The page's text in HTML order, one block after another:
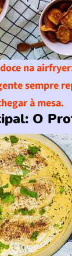
na airfryer
sempre
à mesa.
O